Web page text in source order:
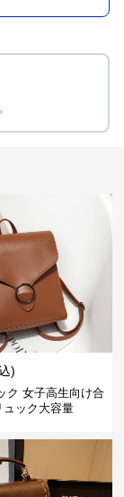
)
ク 女子高生向け合
ュック大容量